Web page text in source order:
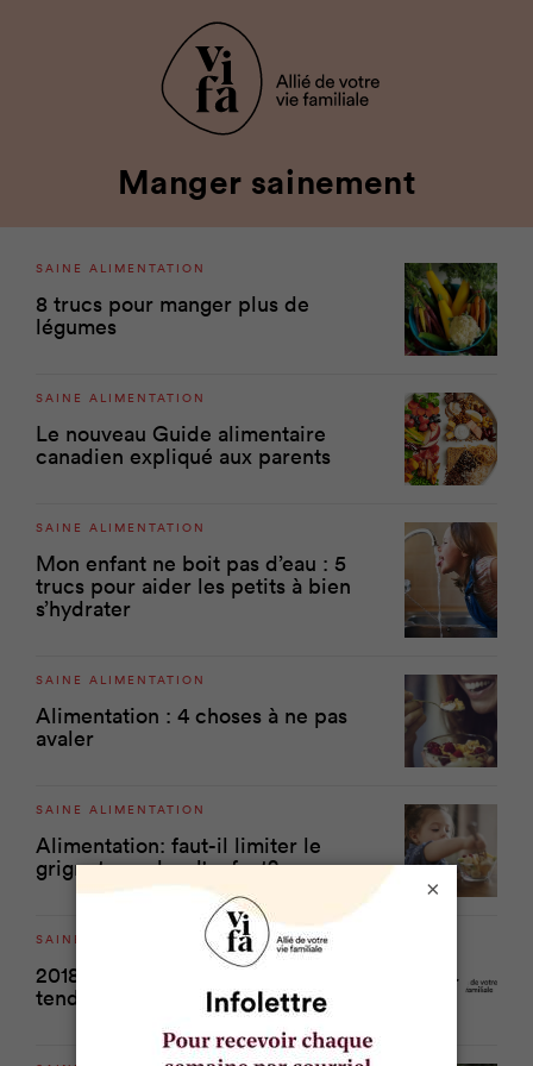
Manger sainement
SAINE ALIMENTATION
8 trucs pour manger plus de
légumes
SAINE ALIMENTATION
Le nouveau Guide alimentaire
canadien expliqué aux parents
SAINE ALIMENTATION
Mon enfant ne boit pas d’eau : 5
trucs pour aider les petits à bien
s’hydrater
SAINE ALIMENTATION
Alimentation : 4 choses à ne pas
avaler
SAINE ALIMENTATION
Alimentation: faut-il limiter le
grignotage chez l'enfant?
SAINE ALIMENTATION
2018: les 13 nouveautés et
tendances alimentaires de l'année
×